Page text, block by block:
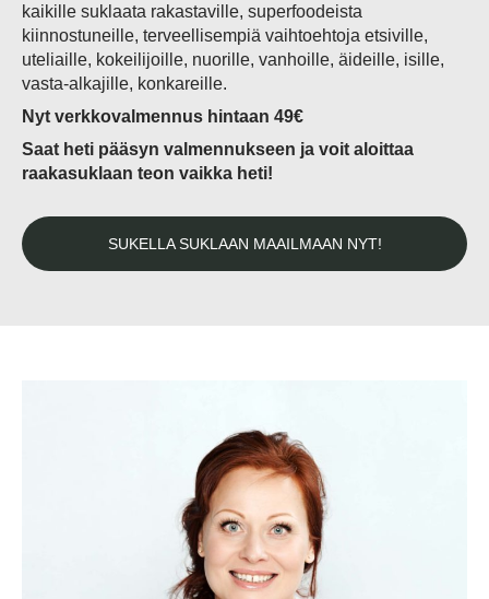
kaikille suklaata rakastaville, superfoodeista
kiinnostuneille, terveellisempiä vaihtoehtoja etsiville,
uteliaille, kokeilijoille, nuorille, vanhoille, äideille, isille,
vasta-alkajille, konkareille.
Nyt verkkovalmennus hintaan 49€
Saat heti pääsyn valmennukseen ja voit aloittaa
raakasuklaan teon vaikka heti!
SUKELLA SUKLAAN MAAILMAAN NYT!